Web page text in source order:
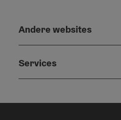
Andere websites
Services